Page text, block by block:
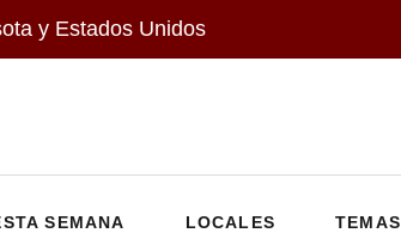
y Estados Unidos
SEMANA LOCALES TEMAS